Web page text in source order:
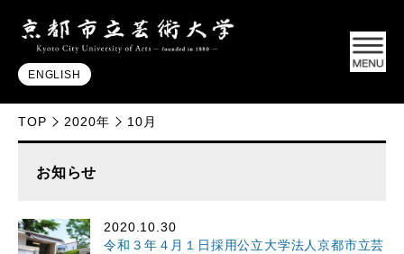
ENGLISH
TOP 2020年 10月
お知らせ
2020.10.30
令和３年４月１日採用公立大学法人京都市立芸